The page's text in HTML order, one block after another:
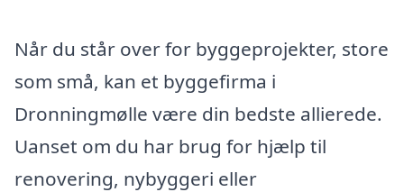
Når du står over for byggeprojekter, store
som små, kan et byggefirma i
Dronningmølle være din bedste allierede.
Uanset om du har brug for hjælp til
renovering, nybyggeri eller